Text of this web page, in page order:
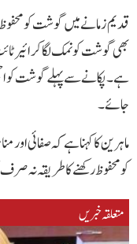
قدیم زمانے میں گوشت کو محفوظ
بھی گوشت کو نمک لگا کر ائیر
ہے۔ پکانے سے پہلے گوشت کو
جائے۔
ماہرین کا کہنا ہے کہ صفائی
کو محفوظ رکھنے کا طریقہ نہ
متعلقہ خبریں